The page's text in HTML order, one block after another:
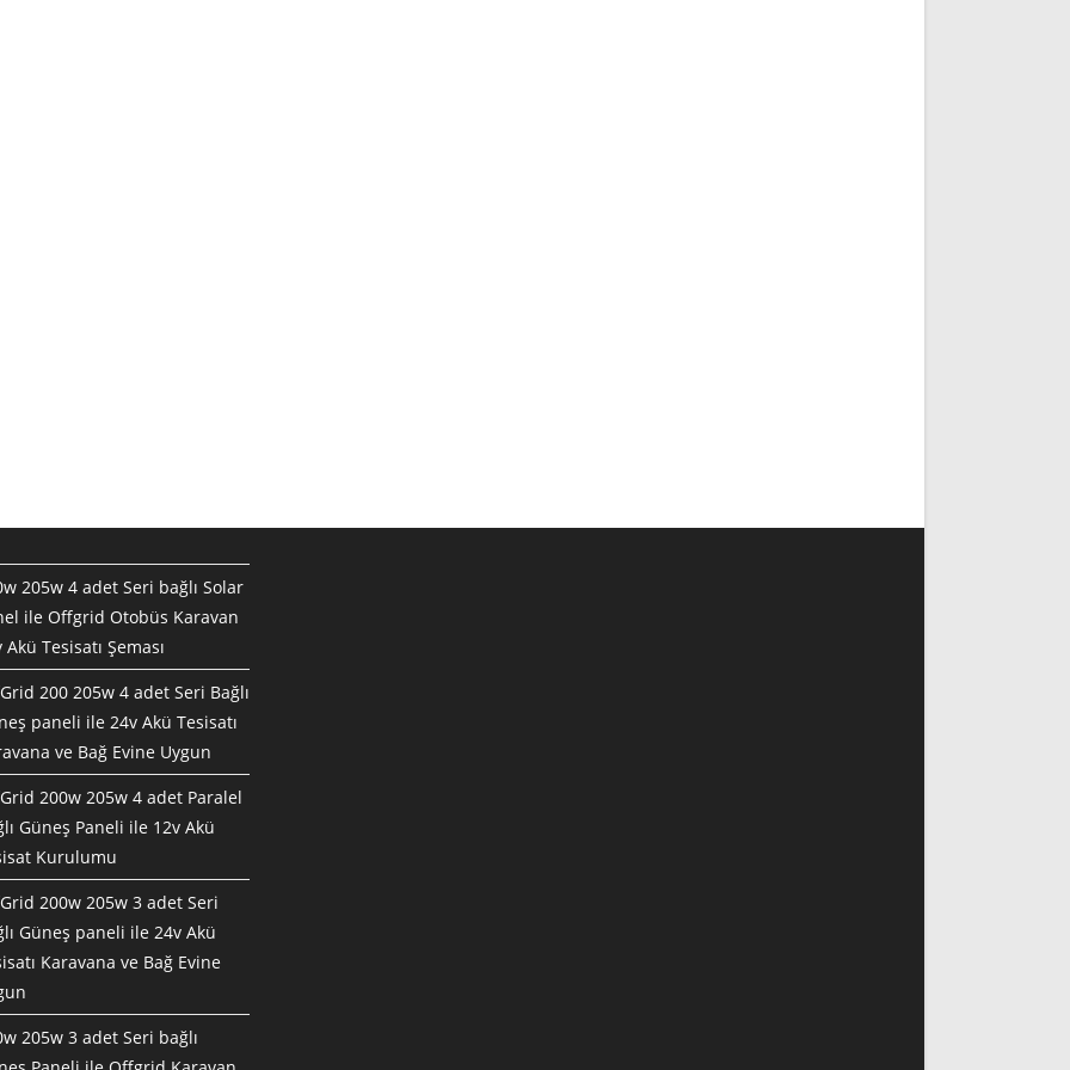
205w 4 adet Seri bağlı Solar
ile Offgrid Otobüs Karavan
Akü Tesisatı Şeması
200 205w 4 adet Seri Bağlı
paneli ile 24v Akü Tesisatı
ve Bağ Evine Uygun
200w 205w 4 adet Paralel
Güneş Paneli ile 12v Akü
Kurulumu
200w 205w 3 adet Seri
Güneş paneli ile 24v Akü
Karavana ve Bağ Evine
205w 3 adet Seri bağlı